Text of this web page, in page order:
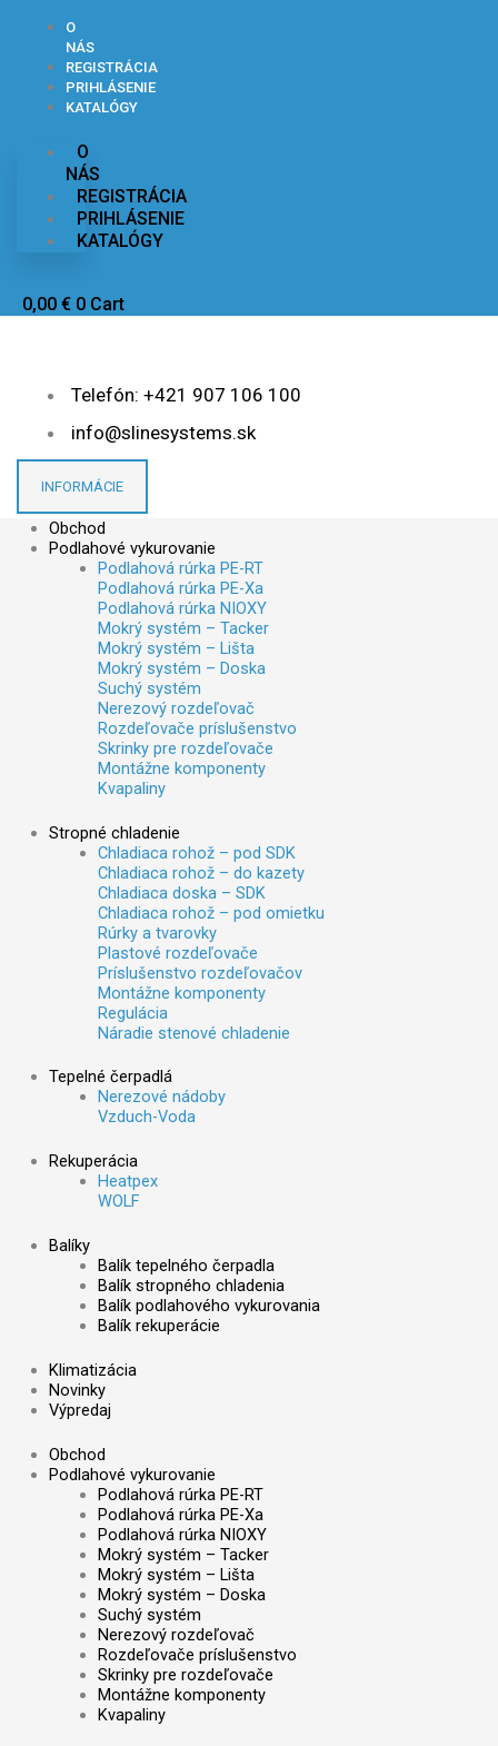
O
NÁS
REGISTRÁCIA
PRIHLÁSENIE
KATALÓGY
O
NÁS
REGISTRÁCIA
PRIHLÁSENIE
KATALÓGY
0,00 € 0 Cart
Telefón: +421 907 106 100
info@slinesystems.sk
INFORMÁCIE
Obchod
Podlahové vykurovanie
Podlahová rúrka PE-RT
Podlahová rúrka PE-Xa
Podlahová rúrka NIOXY
Mokrý systém – Tacker
Mokrý systém – Lišta
Mokrý systém – Doska
Suchý systém
Nerezový rozdeľovač
Rozdeľovače príslušenstvo
Skrinky pre rozdeľovače
Montážne komponenty
Kvapaliny
Stropné chladenie
Chladiaca rohož – pod SDK
Chladiaca rohož – do kazety
Chladiaca doska – SDK
Chladiaca rohož – pod omietku
Rúrky a tvarovky
Plastové rozdeľovače
Príslušenstvo rozdeľovačov
Montážne komponenty
Regulácia
Náradie stenové chladenie
Tepelné čerpadlá
Nerezové nádoby
Vzduch-Voda
Rekuperácia
Heatpex
WOLF
Balíky
Balík tepelného čerpadla
Balík stropného chladenia
Balík podlahového vykurovania
Balík rekuperácie
Klimatizácia
Novinky
Výpredaj
Obchod
Podlahové vykurovanie
Podlahová rúrka PE-RT
Podlahová rúrka PE-Xa
Podlahová rúrka NIOXY
Mokrý systém – Tacker
Mokrý systém – Lišta
Mokrý systém – Doska
Suchý systém
Nerezový rozdeľovač
Rozdeľovače príslušenstvo
Skrinky pre rozdeľovače
Montážne komponenty
Kvapaliny
rekuperačnú
jednotku
rekuperačnú
jednotku